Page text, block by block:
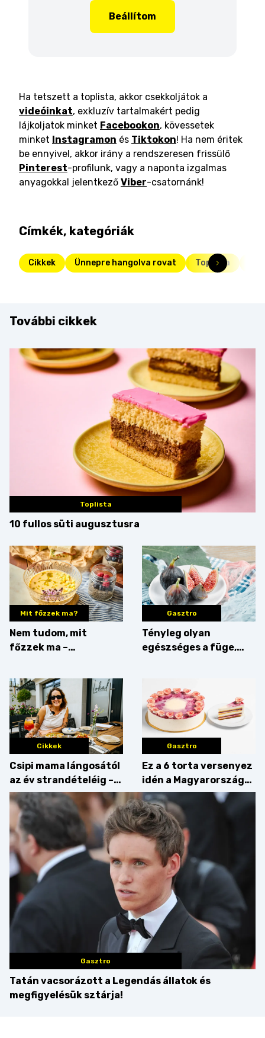
Beállítom
Ha tetszett a toplista, akkor csekkoljátok a
videóinkat, exkluzív tartalmakért pedig
lájkoljatok minket Facebookon, kövessetek
minket Instagramon és Tiktokon! Ha nem éritek
be ennyivel, akkor irány a rendszeresen frissülő
Pinterest-profilunk, vagy a naponta izgalmas
anyagokkal jelentkező Viber-csatornánk!
Címkék, kategóriák
Cikkek Ünnepre hangolva rovat Toplista
További cikkek
Toplista
10 fullos süti augusztusra
Mit főzzek ma?
Nem tudom, mit
főzzek ma –
Gasztro
Tényleg olyan
egészséges a füge,
Cikkek
Csipi mama lángosától
az év strandételéig –
idén is felzabáltuk a
Balaton déli partját
Gasztro
Ez a 6 torta versenyez
idén a Magyarország
tortája címért
Gasztro
Tatán vacsorázott a Legendás állatok és
megfigyelésük sztárja!